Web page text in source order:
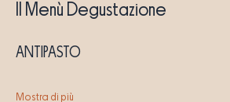
Il Menù Degustazione
ANTIPASTO
Mostra di più